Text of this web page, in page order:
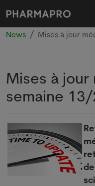
News Mises à jour
Mises à
semaine